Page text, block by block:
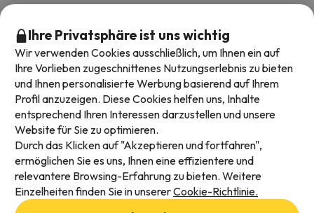
Verfügbare Zahlungsarten
Ihre Privatsphäre ist uns wichtig
Wir verwenden Cookies ausschließlich, um Ihnen ein auf
Ihre Vorlieben zugeschnittenes Nutzungserlebnis zu bieten
und Ihnen personalisierte Werbung basierend auf Ihrem
Profil anzuzeigen. Diese Cookies helfen uns, Inhalte
entsprechend Ihren Interessen darzustellen und unsere
Website für Sie zu optimieren.
Durch das Klicken auf "Akzeptieren und fortfahren",
ermöglichen Sie es uns, Ihnen eine effizientere und
relevantere Browsing-Erfahrung zu bieten. Weitere
Einzelheiten finden Sie in unsererCookie-Richtlinie.